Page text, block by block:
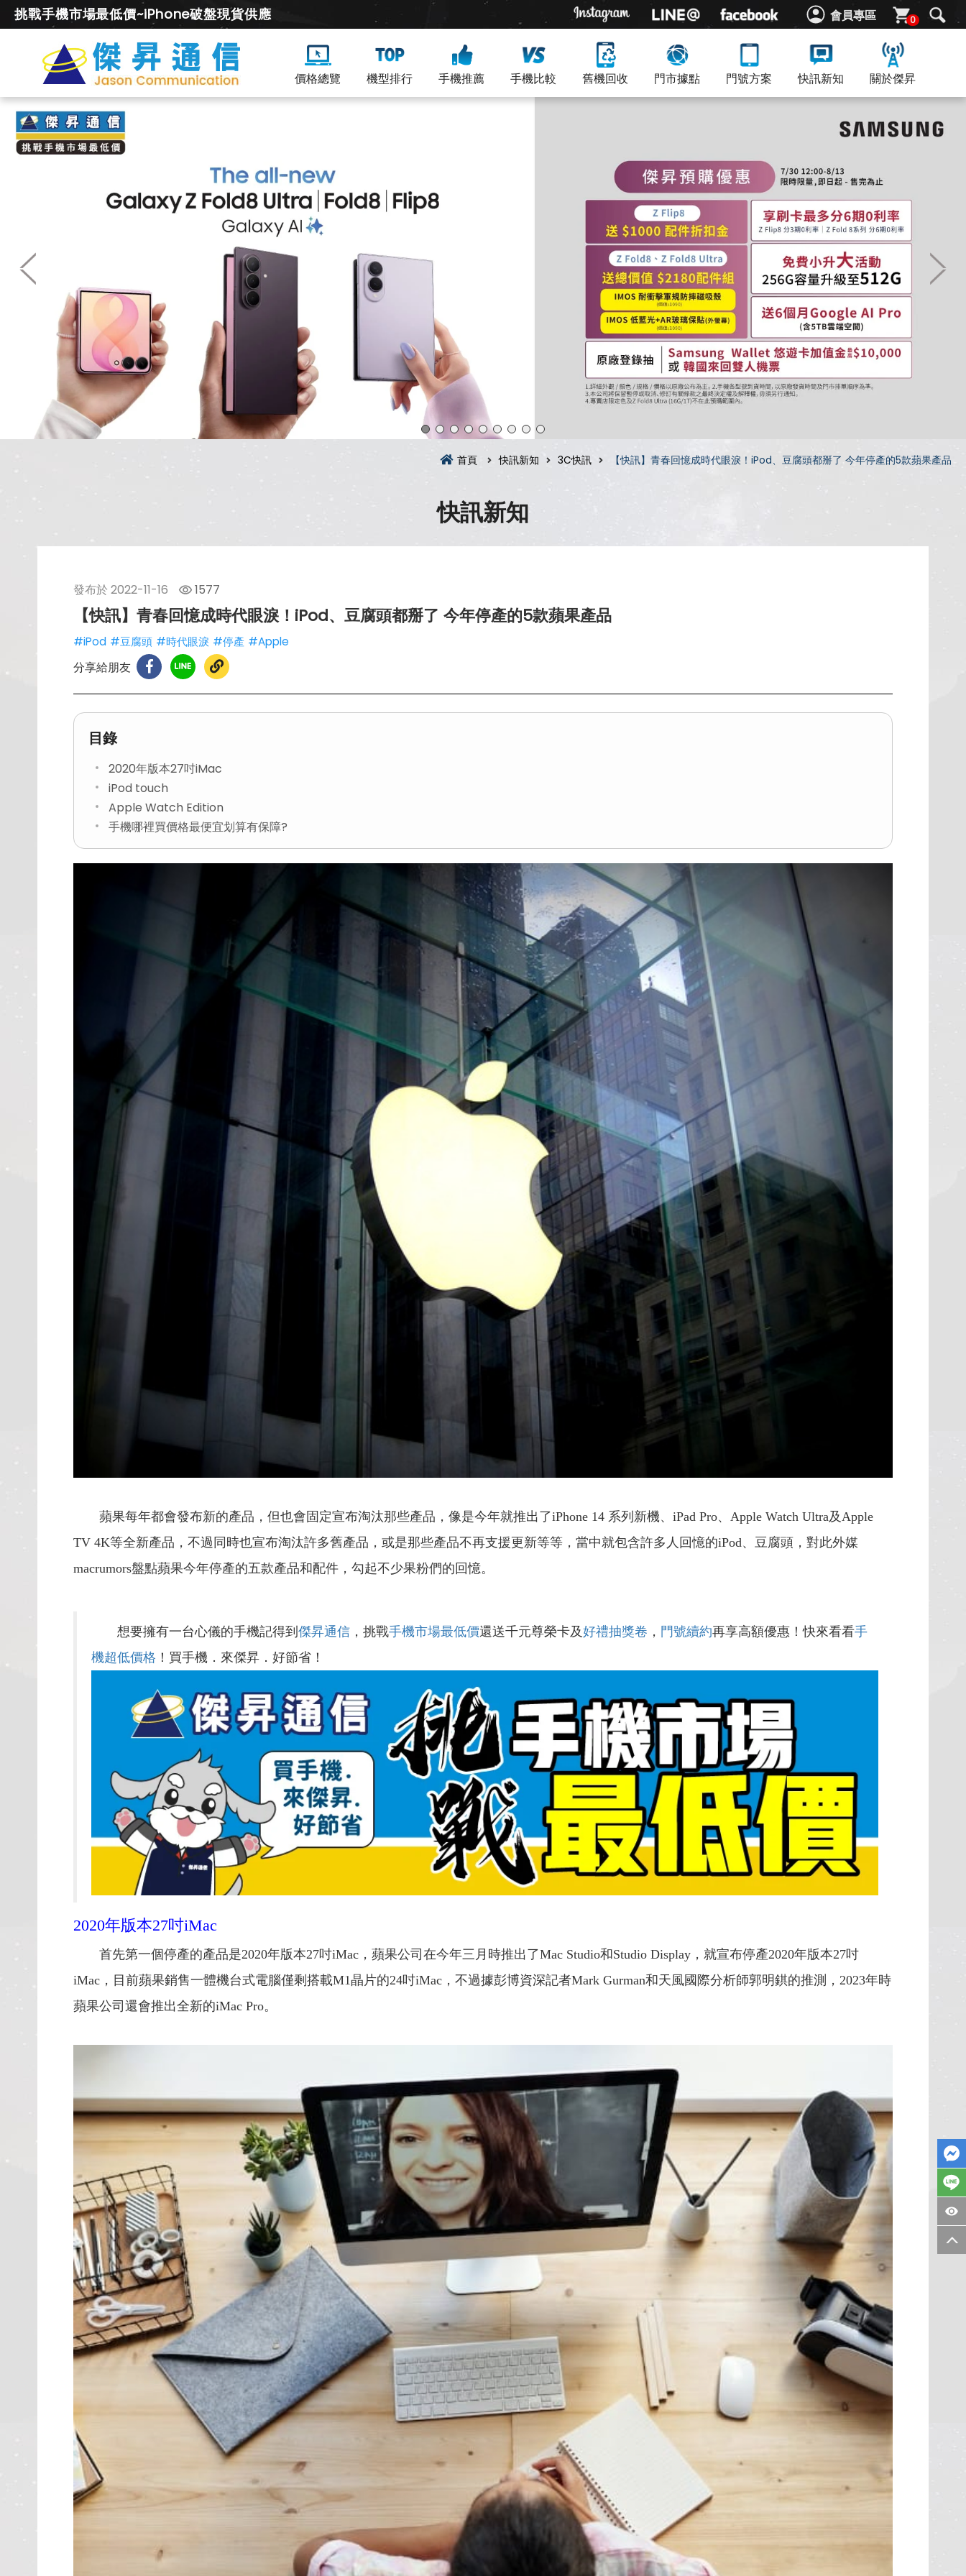
會員專區 0
挑戰手機市場最低價~iPhone破盤現貨供應
價格總覽 機型排行 手機推薦 手機比較 舊機回收 門市據點 門號方案 快訊新知 關於傑昇
首頁 快訊新知 3C快訊 【快訊】青春回憶成時代眼淚！iPod、豆腐頭都掰了 今年停產的5款蘋果產品
快訊新知
發布於 2022-11-16 1577
【快訊】青春回憶成時代眼淚！iPod、豆腐頭都掰了 今年停產的5款蘋果產品
#iPod #豆腐頭 #時代眼淚 #停產 #Apple
分享給朋友
目錄
2020年版本27吋iMac
iPod touch
Apple Watch Edition
手機哪裡買價格最便宜划算有保障?
蘋果每年都會發布新的產品，但也會固定宣布淘汰那些產品，像是今年就推出了iPhone 14 系列新機、iPad Pro、Apple Watch Ultra及Apple
TV 4K等全新產品，不過同時也宣布淘汰許多舊產品，或是那些產品不再支援更新等等，當中就包含許多人回憶的iPod、豆腐頭，對此外媒
macrumors盤點蘋果今年停產的五款產品和配件，勾起不少果粉們的回憶。
想要擁有一台心儀的手機記得到 傑昇通信 ，挑戰手機市場最低價還送千元尊榮卡及好禮抽獎卷 ， 門號續約再享高額優惠！快來看看手
機超低價格 ！買手機．來傑昇．好節省！
2020年版本27吋iMac
首先第一個停產的產品是2020年版本27吋iMac，蘋果公司在今年三月時推出了Mac Studio和Studio Display，就宣布停產2020年版本27吋
iMac，目前蘋果銷售一體機台式電腦僅剩搭載M1晶片的24吋iMac，不過據彭博資深記者Mark Gurman和天風國際分析師郭明錤的推測，2023年時
蘋果公司還會推出全新的iMac Pro。